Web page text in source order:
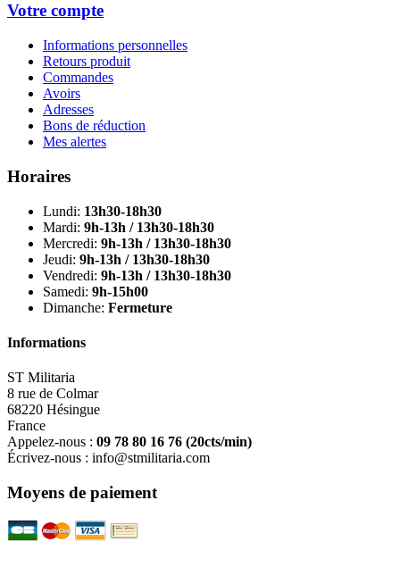
Votre compte
Informations personnelles
Retours produit
Commandes
Avoirs
Adresses
Bons de réduction
Mes alertes
Horaires
Lundi: 13h30-18h30
Mardi: 9h-13h / 13h30-18h30
Mercredi: 9h-13h / 13h30-18h30
Jeudi: 9h-13h / 13h30-18h30
Vendredi: 9h-13h / 13h30-18h30
Samedi: 9h-15h00
Dimanche: Fermeture
Informations
ST Militaria
8 rue de Colmar
68220 Hésingue
France
Appelez-nous : 09 78 80 16 76 (20cts/min)
Écrivez-nous : info@stmilitaria.com
Moyens de paiement